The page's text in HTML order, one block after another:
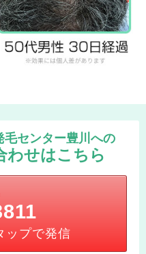
センター豊川への
わせはこちら
ップで発信